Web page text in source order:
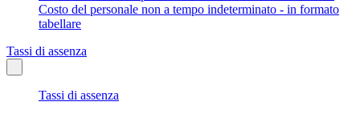
Costo del personale non a tempo indeterminato - in formato
tabellare
Tassi di assenza
Tassi di assenza